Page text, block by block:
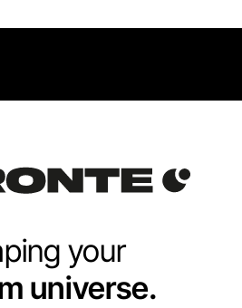
your
universe.